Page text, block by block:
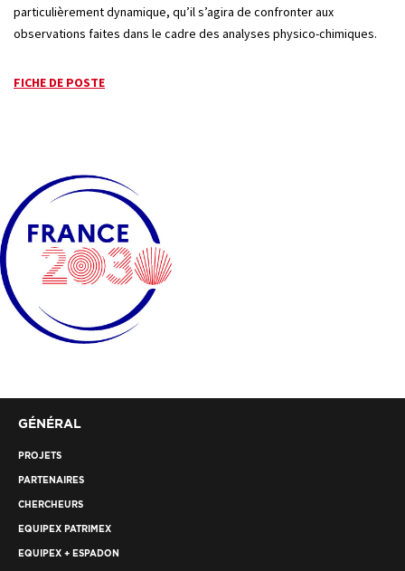
particulièrement dynamique, qu’il s’agira de confronter aux
observations faites dans le cadre des analyses physico-chimiques.
FICHE DE POSTE
GÉNÉRAL
PROJETS
PARTENAIRES
CHERCHEURS
EQUIPEX PATRIMEX
EQUIPEX + ESPADON